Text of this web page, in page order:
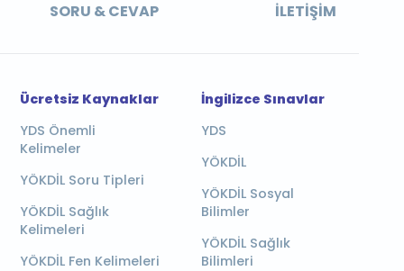
SORU & CEVAP İLETIŞIM
Ücretsiz Kaynaklar
YDS Önemli
Kelimeler
YÖKDİL Soru Tipleri
YÖKDİL Sağlık
Kelimeleri
YÖKDİL Fen Kelimeleri
İngilizce Sınavlar
YDS
YÖKDİL
YÖKDİL Sosyal
Bilimler
YÖKDİL Sağlık
Bilimleri